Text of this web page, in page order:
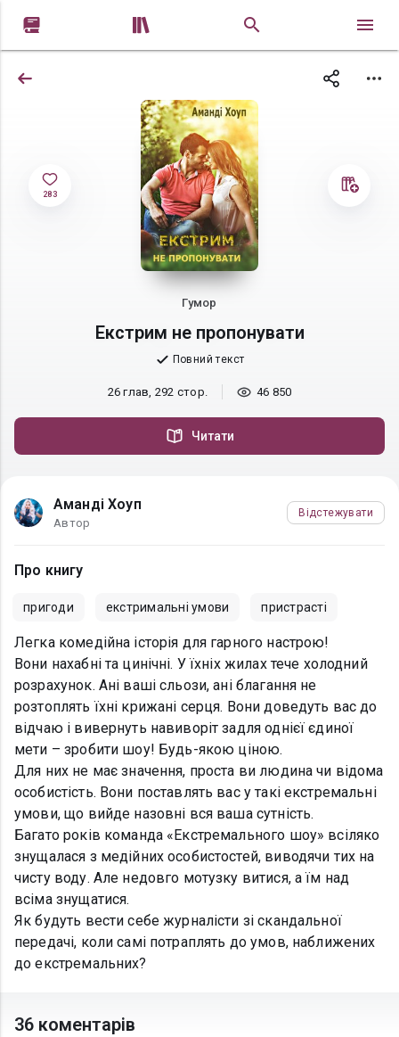
 
283
Гумор
Екстрим не пропонувати
Повний текст
26 глав, 292 стор. 46 850
Читати
Аманді Хоуп
Автор
Відстежувати
Про книгу
пригоди екстримальні умови пристрасті
Легка комедійна історія для гарного настрою!
Вони нахабні та цинічні. У їхніх жилах тече холодний
розрахунок. Ані ваші сльози, ані благання не
розтоплять їхні крижані серця. Вони доведуть вас до
відчаю і вивернуть навиворіт задля однієї єдиної
мети – зробити шоу! Будь-якою ціною.
Для них не має значення, проста ви людина чи відома
особистість. Вони поставлять вас у такі екстремальні
умови, що вийде назовні вся ваша сутність.
Багато років команда «Екстремального шоу» всіляко
знущалася з медійних особистостей, виводячи тих на
чисту воду. Але недовго мотузку витися, а їм над
всіма знущатися.
Як будуть вести себе журналісти зі скандальної
передачі, коли самі потраплять до умов, наближених
до екстремальних?
36 коментарів